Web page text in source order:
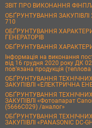
ЗВІТ ПРО ВИКОНАННЯ
ОБҐРУНТУВАННЯ ЗАКУПІВЛІ
710
ОБҐРУНТУВАННЯ
ГЕНЕРАТОРІВ
ОБҐРУНТУВАННЯ
Інформація на виконання
від 16 грудня 2020 року ДК
пов’язана продукція (теплова
ОБҐРУНТУВАННЯ
ЗАКУПІВЛІ «ЕЛЕКТРИЧНА
ОБҐРУНТУВАННЯ
ЗАКУПІВЛІ «Фотоапарат
(5666C029) /аналог»
ОБҐРУНТУВАННЯ
ЗАКУПІВЛІ «PANASONIC DC-